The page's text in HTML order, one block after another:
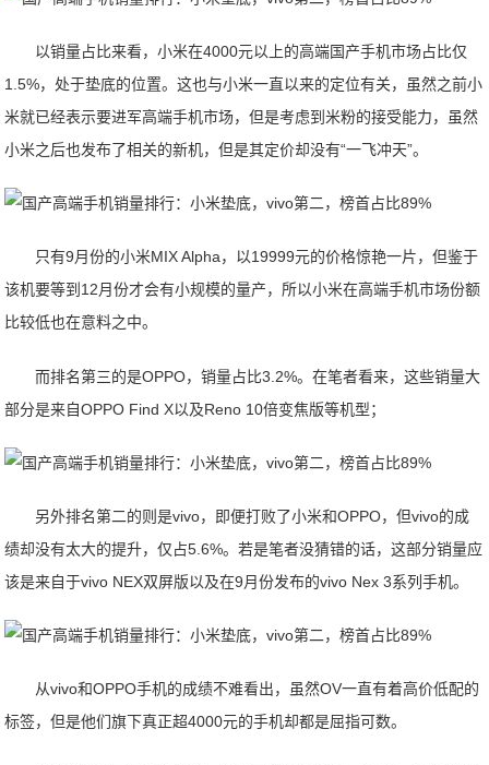
以销量占比来看，小米在4000元以上的高端国产手机市场占比仅
1.5%，处于垫底的位置。这也与小米一直以来的定位有关，虽然之前小
米就已经表示要进军高端手机市场，但是考虑到米粉的接受能力，虽然
小米之后也发布了相关的新机，但是其定价却没有“一飞冲天”。
只有9月份的小米MIX Alpha，以19999元的价格惊艳一片，但鉴于
该机要等到12月份才会有小规模的量产，所以小米在高端手机市场份额
比较低也在意料之中。
而排名第三的是OPPO，销量占比3.2%。在笔者看来，这些销量大
部分是来自OPPO Find X以及Reno 10倍变焦版等机型；
另外排名第二的则是vivo，即便打败了小米和OPPO，但vivo的成
绩却没有太大的提升，仅占5.6%。若是笔者没猜错的话，这部分销量应
该是来自于vivo NEX双屏版以及在9月份发布的vivo Nex 3系列手机。
从vivo和OPPO手机的成绩不难看出，虽然OV一直有着高价低配的
标签，但是他们旗下真正超4000元的手机却都是屈指可数。